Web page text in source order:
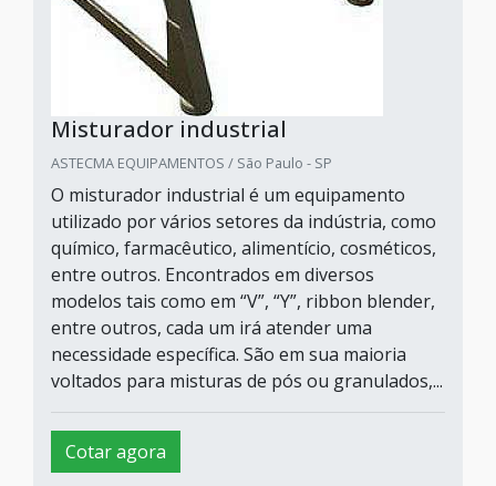
Misturador industrial
ASTECMA EQUIPAMENTOS / São Paulo - SP
O misturador industrial é um equipamento
utilizado por vários setores da indústria, como
químico, farmacêutico, alimentício, cosméticos,
entre outros. Encontrados em diversos
modelos tais como em “V”, “Y”, ribbon blender,
entre outros, cada um irá atender uma
necessidade específica. São em sua maioria
voltados para misturas de pós ou granulados,...
Cotar agora